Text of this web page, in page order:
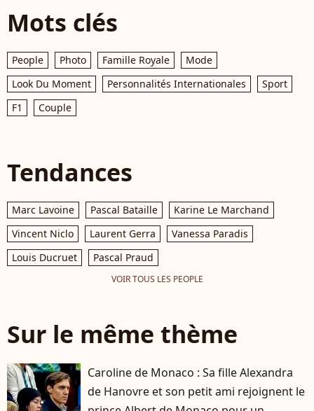
Mots clés
People Photo Famille Royale
Mode
Look Du Moment
Personnalités Internationales
Sport
F1
Couple
Tendances
Marc Lavoine Pascal Bataille
Karine Le Marchand
Vincent Niclo
Laurent Gerra
Vanessa Paradis
Louis Ducruet
Pascal Praud
VOIR TOUS LES PEOPLE
Sur le même thème
Caroline de Monaco : Sa fille Alexandra
de Hanovre et son petit ami rejoignent le